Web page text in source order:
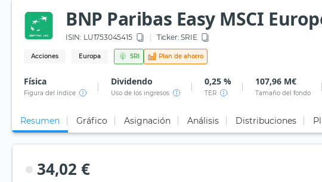
BNP Paribas Easy MSCI
ISIN: LU1753045415 Ticker: SRIE
Acciones Europa SRI Plan de ahorro
Física
Figura del índice
Dividendo
Uso de los ingresos
0,25 %
TER
107,96 M€
Tamaño del fondo
Resumen Gráfico Asignación Análisis Distribuciones
34,02 €